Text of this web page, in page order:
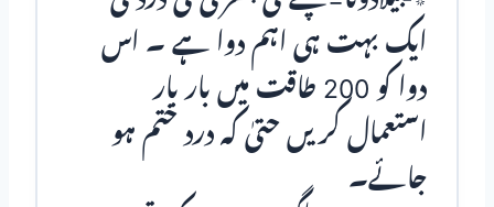
ایک بہت ہی اہم دوا ہے ۔ اس
دوا کو 200 طاقت میں بار بار
استعمال کریں حتیٰ کہ درد ختم ہو
جائے۔